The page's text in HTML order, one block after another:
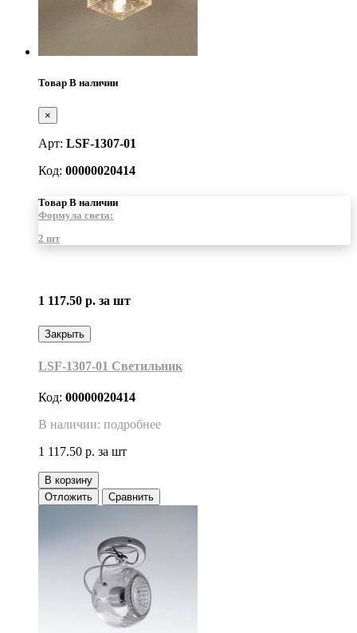
Товар В наличии
×
Арт: LSF-1307-01
Код: 00000020414
Товар В наличии
Формула света:
2 шт
1 117.50 р. за шт
Закрыть
LSF-1307-01 Светильник
Код: 00000020414
В наличии: подробнее
1 117.50 р. за шт
В корзину
Отложить
Сравнить